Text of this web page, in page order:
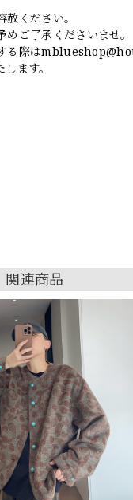
ください。
ご了承くださいませ。
る際は
ます。
関連商品